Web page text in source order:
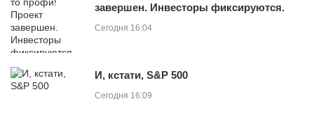
завершен. Инвесторы фиксируются.
Сегодня 16:04
И, кстати, S&P 500
Сегодня 16:09